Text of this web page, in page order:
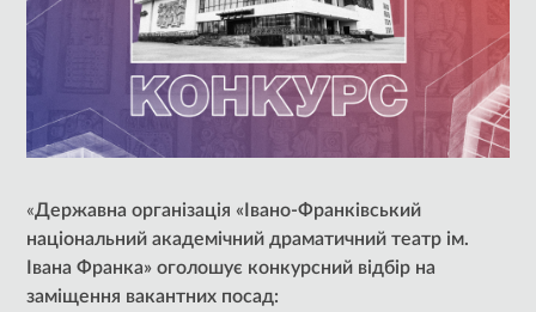
«Державна організація «Івано-Франківський
національний академічний драматичний театр ім.
Івана Франка» оголошує конкурсний відбір на
заміщення вакантних посад: